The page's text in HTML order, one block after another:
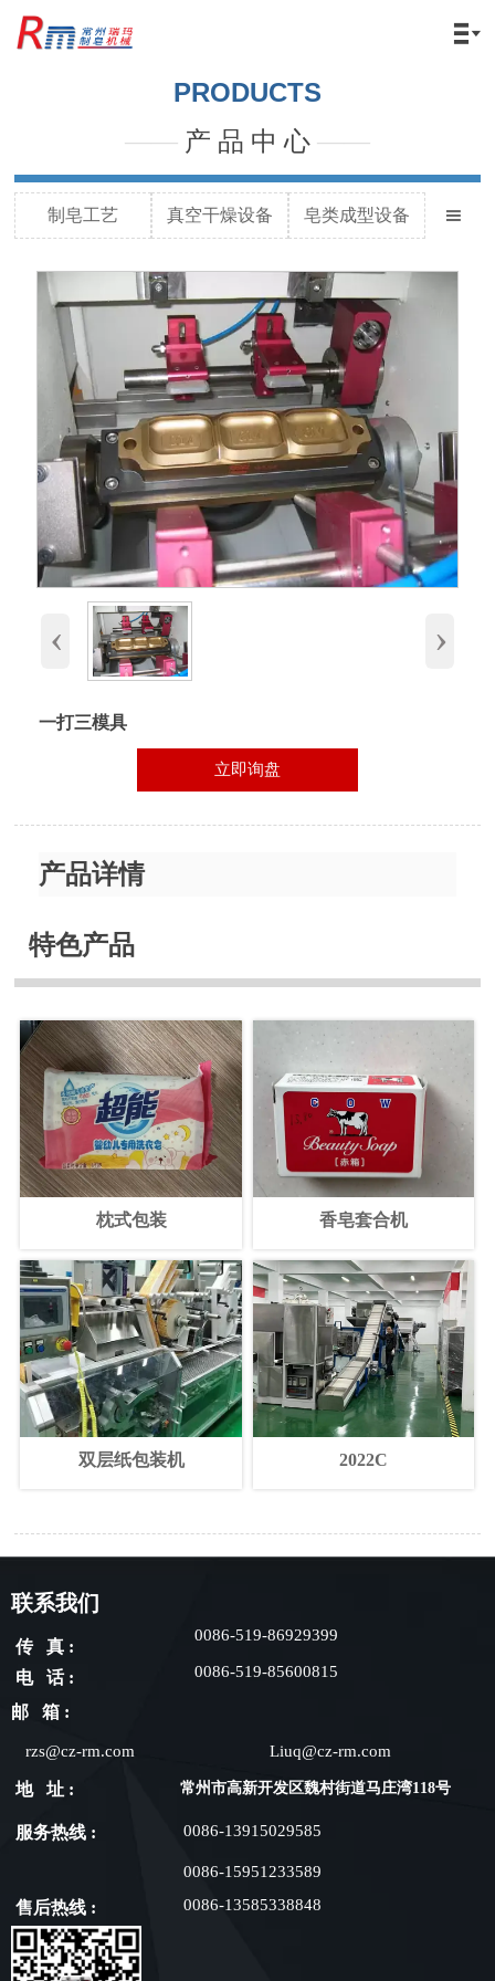

PRODUCTS
—— 产 品 中 心 ——
制皂工艺 真空干燥设备 皂类成型设备 
‹ ›
一打三模具
立即询盘
产品详情
特色产品
枕式包装 香皂套合机
双层纸包装机 2022C
联系我们
传 真 :
0086-519-86929399
电 话 : 0086-519-85600815
邮 箱 :
rzs@cz-rm.com Liuq@cz-rm.com
地 址 : 常州市高新开发区魏村街道马庄湾118号
服务热线 : 0086-13915029585
0086-15951233589
售后热线 : 0086-13585338848